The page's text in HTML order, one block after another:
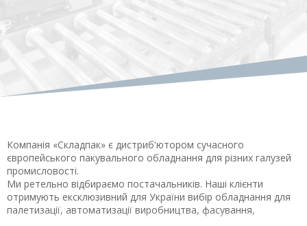
Компанія «Складпак» є дистриб'ютором сучасного
європейського пакувального обладнання для різних галузей
промисловості.
Ми ретельно відбираємо постачальників. Наші клієнти
отримують ексклюзивний для України вибір обладнання для
палетизації, автоматизації виробництва, фасування,